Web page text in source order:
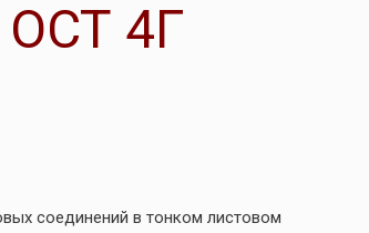
4Г
соединений в тонком листовом